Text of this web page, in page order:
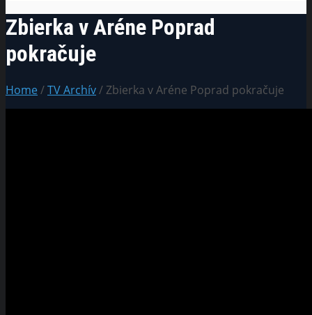
Zbierka v Aréne Poprad
pokračuje
Home/TV Archív/ Zbierka v Aréne Poprad pokračuje